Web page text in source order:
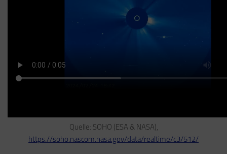
Quelle: SOHO (ESA & NASA),
https://soho.nascom.nasa.gov/data/realtime/c3/512/